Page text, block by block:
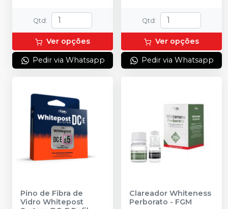
Qtd:
Ver opções
Pedir via Whatsapp
Qtd:
Ver opções
Pedir via Whatsapp
Pino de Fibra de
Vidro Whitepost
Clareador Whiteness
Perborato - FGM